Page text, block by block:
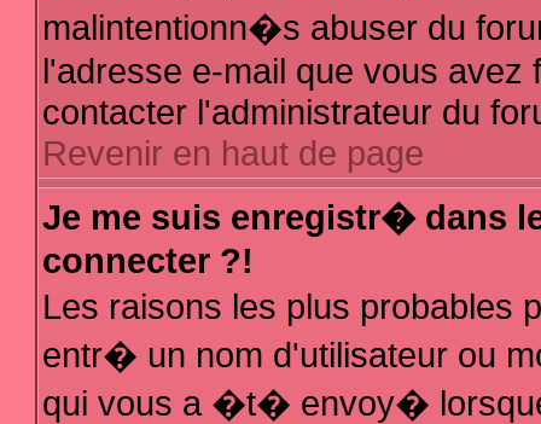
malintentionn�s abuser du
l'adresse e-mail que vous
contacter l'administrateur du
Revenir en haut de page
Je me suis enregistr� dans
connecter ?!
Les raisons les plus probables
entr� un nom d'utilisateur ou
qui vous a �t� envoy�